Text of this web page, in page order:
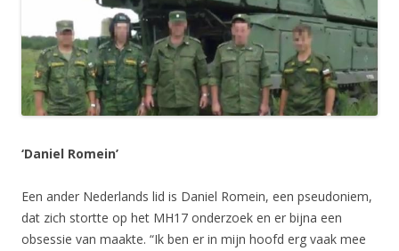
‘Daniel Romein’
Een ander Nederlands lid is Daniel Romein, een pseudoniem,
dat zich stortte op het MH17 onderzoek en er bijna een
obsessie van maakte. “Ik ben er in mijn hoofd erg vaak mee